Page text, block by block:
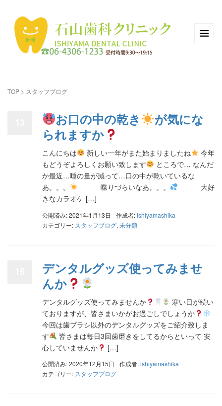
TOP > スタッフブログ
お口の中の乾き
が気にな
られますか
こんにちは 新しい一年がまた始まりましたね
今年
もどうぞよろしくお願い致します
ところで… なんだ
か最近…唾の量が減って…口の中が乾いているな
あ。。。
喋りづらいなあ。。。
大好
きなカラオケ […]
公開済み: 2021年1月13日 作成者:ishiyamashika
カテゴリー: スタッフブログ, 未分類
デンタルグッズ使ってみませ
んか
デンタルグッズ使ってみませんか
寒い日が続い
ておりますが、皆さまいかがお過ごしでしょうか
今回は歯ブラシ以外のデンタルグッズをご紹介致しま
す
皆さまは毎日3回歯磨きをしてるからといって 安
心していませんか
[…]
公開済み: 2020年12月15日 作成者:ishiyamashika
カテゴリー: スタッフブログ